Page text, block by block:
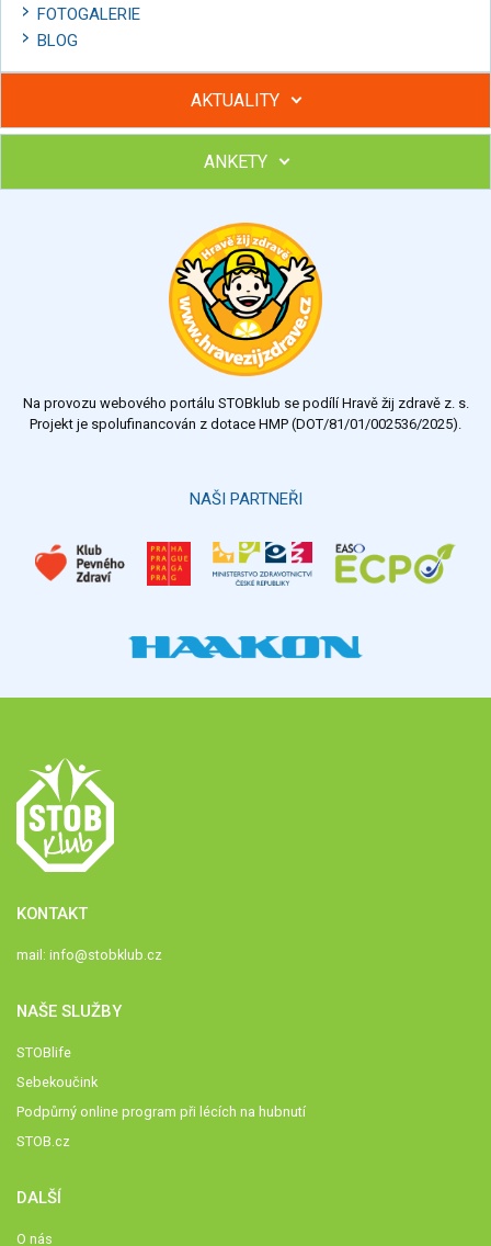
FOTOGALERIE
BLOG
AKTUALITY
Hubněte s podporou lektorky a skupiny v kurzech STOBu
Chcete poradit s hubnutím? Najděte si odborníka STOBu ve
ANKETY
Výsledky Všechny ankety
Na provozu webového portálu STOBklub se podílí Hravě žij zdravě z. s.
Projekt je spolufinancován z dotace HMP (DOT/81/01/002536/2025).
NAŠI PARTNEŘI
KONTAKT
mail: info@stobklub.cz
NAŠE SLUŽBY
STOBlife
Sebekoučink
Podpůrný online program při lécích na hubnutí
STOB.cz
DALŠÍ
O nás